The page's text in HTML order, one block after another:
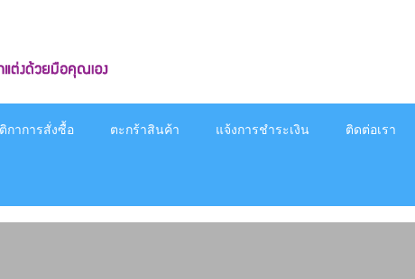
กาการสั่งซื้อ ตะกร้าสินค้า แจ้งการชำระเงิน ติดต่อเรา